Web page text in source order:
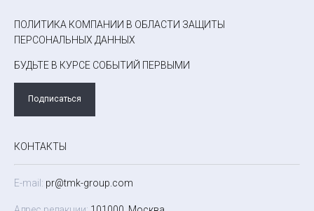
ПОЛИТИКА КОМПАНИИ В ОБЛАСТИ ЗАЩИТЫ
ПЕРСОНАЛЬНЫХ ДАННЫХ
БУДЬТЕ В КУРСЕ СОБЫТИЙ ПЕРВЫМИ
Подписаться
КОНТАКТЫ
E-mail: pr@tmk-group.com